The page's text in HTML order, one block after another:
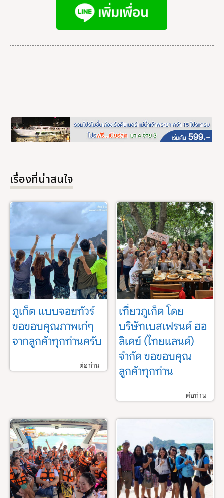
เรื่องที่น่าสนใจ
ภูเก็ต แบบจอยทัวร์
ขอขอบคุณภาพเก๋ๆ
จากลูกค้าทุกท่านครับ
ต่อท่าน
เที่ยวภูเก็ต โดย
บริษัทเบสเฟรนด์ ฮอ
ลิเดย์ (ไทยแลนด์)
จำกัด ขอขอบคุณ
ลูกค้าทุกท่าน
ต่อท่าน